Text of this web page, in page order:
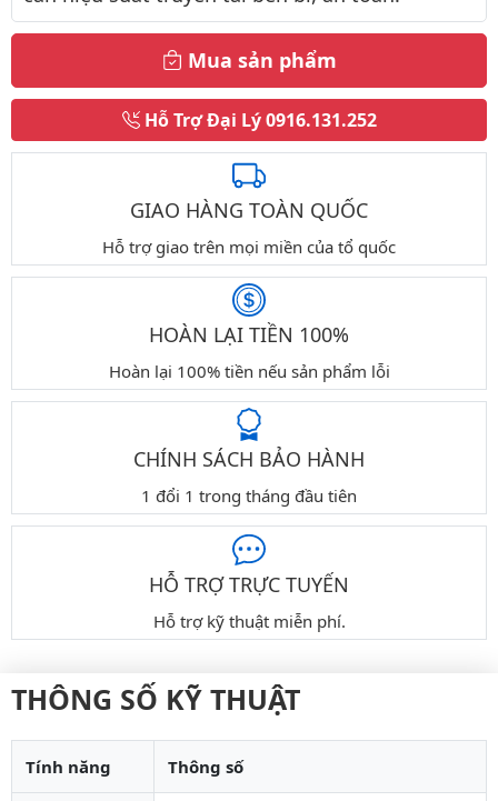
Mua sản phẩm
Hỗ Trợ Đại Lý0916.131.252
GIAO HÀNG TOÀN QUỐC
Hỗ trợ giao trên mọi miền của tổ quốc
HOÀN LẠI TIỀN 100%
Hoàn lại 100% tiền nếu sản phẩm lỗi
CHÍNH SÁCH BẢO HÀNH
1 đổi 1 trong tháng đầu tiên
HỖ TRỢ TRỰC TUYẾN
Hỗ trợ kỹ thuật miễn phí.
THÔNG SỐ KỸ THUẬT
Tính năng Thông số